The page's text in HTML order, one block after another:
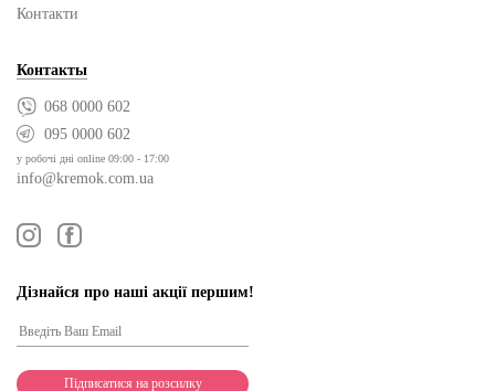
Контакти
Контакты
068 0000 602
095 0000 602
у робочі дні online 09:00 - 17:00
info@kremok.com.ua
Дізнайся про наші акції першим!